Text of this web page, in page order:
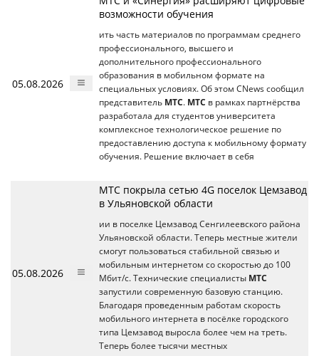
05.08.2026
возможности обучения
ить часть материалов по программам среднего
профессионального, высшего и
дополнительного профессионального
образования в мобильном формате на
специальных условиях. Об этом CNews сообщил
представитель МТС. МТС в рамках партнёрства
разработала для студентов университета
комплексное технологическое решение по
предоставлению доступа к мобильному формату
обучения. Решение включает в себя
05.08.2026
МТС покрыла сетью 4G поселок Цемзавод
в Ульяновской области
ии в поселке Цемзавод Сенгилеевского района
Ульяновской области. Теперь местные жители
смогут пользоваться стабильной связью и
мобильным интернетом со скоростью до 100
Мбит/с. Технические специалисты МТС
запустили современную базовую станцию.
Благодаря проведенным работам скорость
мобильного интернета в посёлке городского
типа Цемзавод выросла более чем на треть.
Теперь более тысячи местных